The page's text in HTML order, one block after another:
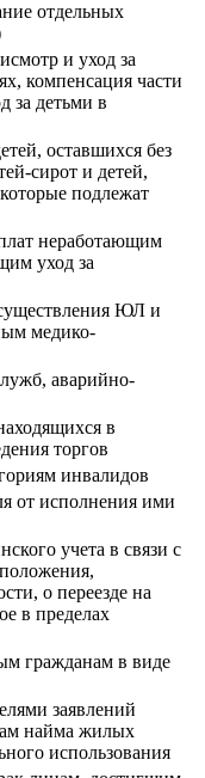
отдельных
и уход за
компенсация части
за детьми в
оставшихся без
сирот и детей,
подлежат
неработающим
уход за
ЮЛ и
медико-
аварийно-
в
торгов
инвалидов
от исполнения ими
учета в связи с
о переезде на
в пределах
гражданам в виде
заявлений
найма жилых
использования